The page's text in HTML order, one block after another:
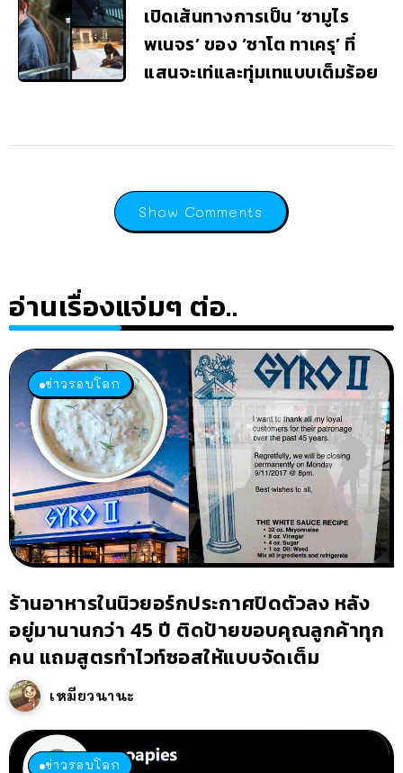
เปิดเส้นทางการเป็น ‘ซามูไร
พเนจร’ ของ ‘ซาโต ทาเครุ’ ที่
แสนจะเท่และทุ่มเทแบบเต็มร้อย
Show Comments
อ่านเรื่องแจ่มๆ ต่อ..
ข่าวรอบโลก
ร้านอาหารในนิวยอร์กประกาศปิดตัวลง หลัง
อยู่มานานกว่า 45 ปี ติดป้ายขอบคุณลูกค้าทุก
คน แถมสูตรทำไวท์ซอสให้แบบจัดเต็ม
เหมียวนานะ
ข่าวรอบโลก